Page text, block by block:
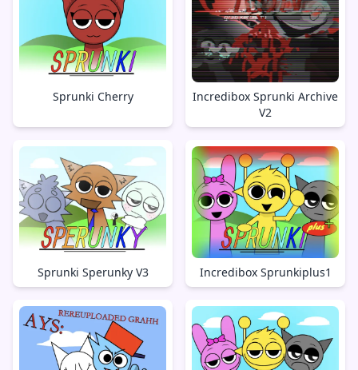
Sprunki Cherry
Incredibox Sprunki Archive
V2
Sprunki Sperunky V3 Incredibox Sprunkiplus1